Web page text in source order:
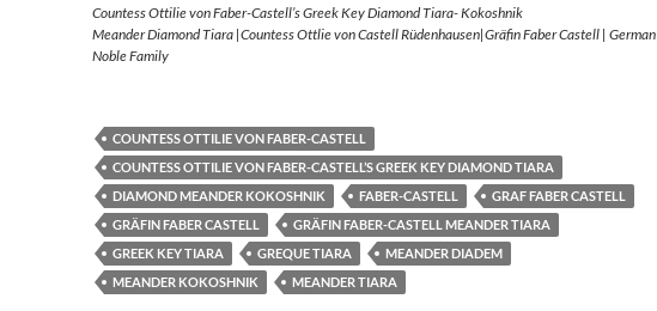
Countess Ottilie von Faber-Castell’s Greek Key Diamond Tiara- Kokoshnik
Meander Diamond Tiara |Countess Ottlie von Castell Rüdenhausen|Gräfin Faber Castell | German
Noble Family
COUNTESS OTTILIE VON FABER-CASTELL
COUNTESS OTTILIE VON FABER-CASTELL’S GREEK KEY DIAMOND TIARA
DIAMOND MEANDER KOKOSHNIK
FABER-CASTELL
GRAF FABER CASTELL
GRÄFIN FABER CASTELL
GRÄFIN FABER-CASTELL MEANDER TIARA
GREEK KEY TIARA
GREQUE TIARA
MEANDER DIADEM
MEANDER KOKOSHNIK
MEANDER TIARA